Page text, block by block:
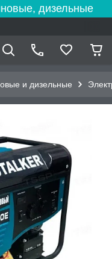
дизельные
и дизельные